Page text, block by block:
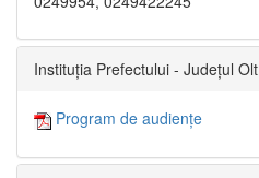
Instituția Prefectului - Județul Olt
Program de audiențe